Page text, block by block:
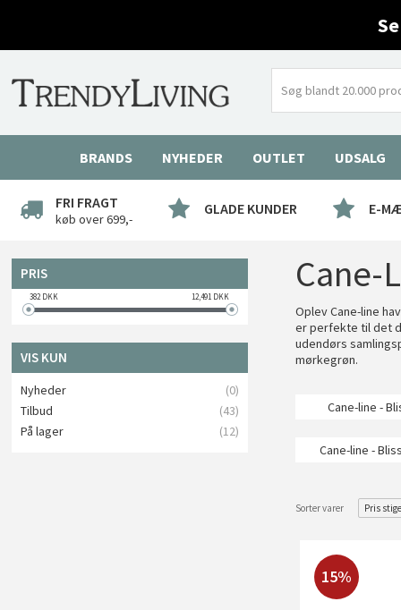
BRANDS NYHEDER OUTLET UDSALG
FRI FRAGT
køb over 699,-
GLADE KUNDER E-
PRIS
382DKK 12,491 DKK
VIS KUN
Nyheder
(0)
Tilbud
(43)
På lager
(12)
Cane-
Oplev Cane-line
er perfekte til det
udendørs
mørkegrøn.
Cane-line -
Cane-line -
Sorter varer Pris
15%